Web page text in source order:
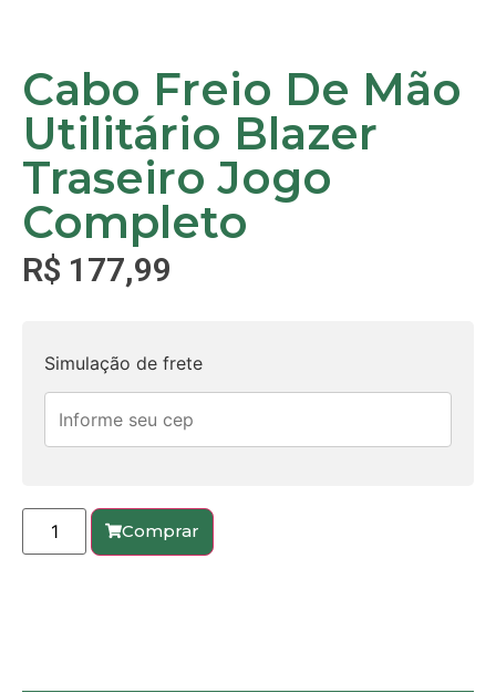
Cabo Freio De Mão
Utilitário Blazer
Traseiro Jogo
Completo
R$ 177,99
Simulação de frete
Comprar